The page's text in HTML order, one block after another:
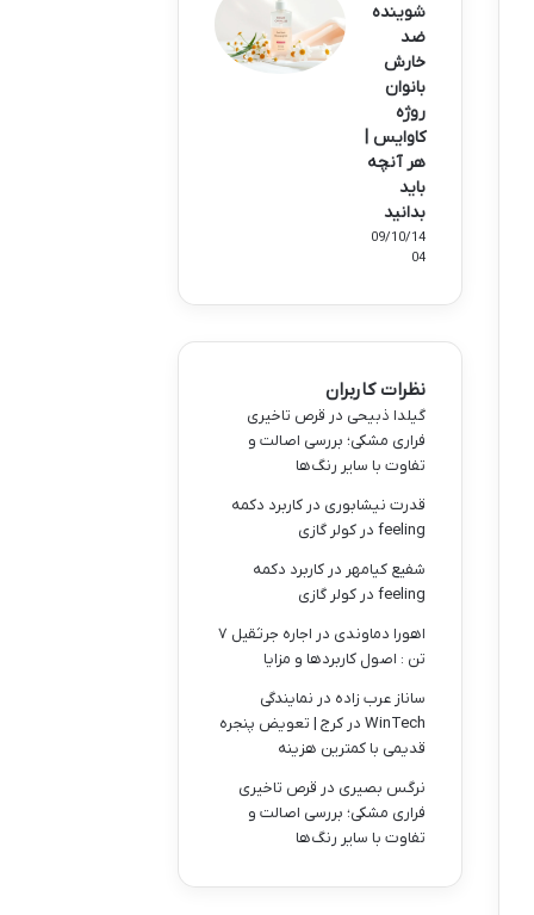
شوینده
ضد
خارش
بانوان
روژه
کاوایس |
هر آنچه
باید
بدانید
09/10/14
04
نظرات کاربران
گیلدا ذبیحی در قرص تاخیری
فراری مشکی؛ بررسی اصالت و
تفاوت با سایر رنگ‌ها
قدرت نیشابوری در کاربرد دکمه
feeling در کولر گازی
شفیع کیامهر در کاربرد دکمه
feeling در کولر گازی
اهورا دماوندی در
اجاره جرثقیل ۷
تن : اصول کاربردها و مزایا
ساناز عرب زاده در نمایندگی
WinTech در کرج | تعویض پنجره
قدیمی با کمترین هزینه
نرگس بصیری در قرص تاخیری
فراری مشکی؛ بررسی اصالت و
تفاوت با سایر رنگ‌ها